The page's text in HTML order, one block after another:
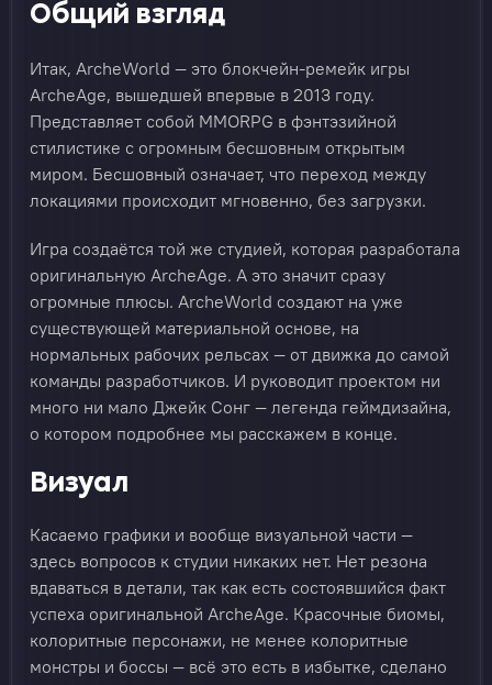
Общий взгляд
Итак, ArcheWorld — это блокчейн-ремейк игры
ArcheAge, вышедшей впервые в 2013 году.
Представляет собой MMORPG в фэнтэзийной
стилистике с огромным бесшовным открытым
миром. Бесшовный означает, что переход между
локациями происходит мгновенно, без загрузки.
Игра создаётся той же студией, которая разработала
оригинальную ArcheAge. А это значит сразу
огромные плюсы. ArcheWorld создают на уже
существующей материальной основе, на
нормальных рабочих рельсах — от движка до самой
команды разработчиков. И руководит проектом ни
много ни мало Джейк Сонг — легенда геймдизайна,
о котором подробнее мы расскажем в конце.
Визуал
Касаемо графики и вообще визуальной части —
здесь вопросов к студии никаких нет. Нет резона
вдаваться в детали, так как есть состоявшийся факт
успеха оригинальной ArcheAge. Красочные биомы,
колоритные персонажи, не менее колоритные
монстры и боссы — всё это есть в избытке, сделано